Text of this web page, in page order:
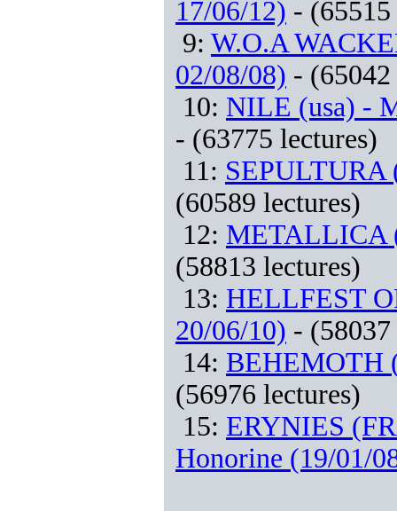
17/06/12) -
9: W.O.A
02/08/08) -
10: NILE (usa) -
- (63775 lectures)
11: SEPULTURA
(60589 lectures)
12: METALLICA
(58813 lectures)
13: HELLFEST
20/06/10) -
14: BEHEMOTH
(56976 lectures)
15: ERYNIES
Honorine (19/01/